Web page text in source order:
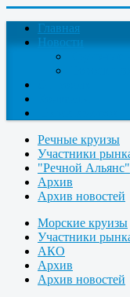
Главная
Новости
Речные круизы
Участники
"Речной Альянс"
Архив
Архив новостей
Морские круизы
Участники
АКО
Архив
Архив новостей